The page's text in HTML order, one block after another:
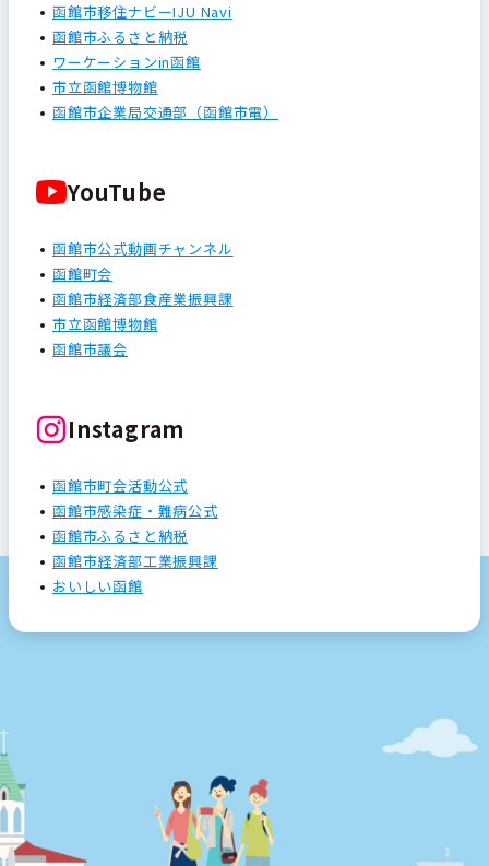
函館市移住ナビーIJU Navi
函館市ふるさと納税
ワーケーションin函館
市立函館博物館
函館市企業局交通部（函館市電）
YouTube
函館市公式動画チャンネル
函館町会
函館市経済部食産業振興課
市立函館博物館
函館市議会
Instagram
函館市町会活動公式
函館市感染症・難病公式
函館市ふるさと納税
函館市経済部工業振興課
おいしい函館